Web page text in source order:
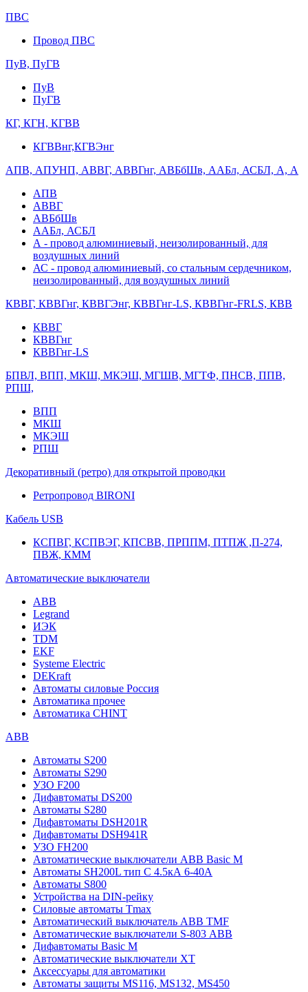
ПВС
Провод ПВС
ПуВ, ПуГВ
ПуВ
ПуГВ
КГ, КГН, КГВВ
КГВВнг,КГВЭнг
АПВ, АПУНП, АВВГ, АВВГнг, АВБбШв, ААБл, АСБЛ, А, А
АПВ
АВВГ
АВБбШв
ААБл, АСБЛ
А - провод алюминиевый, неизолированный, для
воздушных линий
АС - провод алюминиевый, со стальным сердечником,
неизолированный, для воздушных линий
КВВГ, КВВГнг, КВВГЭнг, КВВГнг-LS, КВВГнг-FRLS, КВВ
КВВГ
КВВГнг
КВВГнг-LS
БПВЛ, ВПП, МКШ, МКЭШ, МГШВ, МГТФ, ПНСВ, ППВ,
РПШ,
ВПП
МКШ
МКЭШ
РПШ
Декоративный (ретро) для открытой проводки
Ретропровод BIRONI
Кабель USB
КСПВГ, КСПВЭГ, КПСВВ, ПРППМ, ПТПЖ ,П-274,
ПВЖ, КММ
Автоматические выключатели
ABB
Legrand
ИЭК
TDM
EKF
Systeme Electric
DEKraft
Автоматы силовые Россия
Автоматика прочее
Автоматика CHINT
ABB
Автоматы S200
Автоматы S290
УЗО F200
Дифавтоматы DS200
Автоматы S280
Дифавтоматы DSH201R
Дифавтоматы DSH941R
УЗО FH200
Автоматические выключатели ABB Basic M
Автоматы SH200L тип С 4.5кА 6-40А
Автоматы S800
Устройства на DIN-рейку
Силовые автоматы Tmax
Автоматический выключатель ABB TMF
Автоматические выключатели S-803 АВВ
Дифавтоматы Basic M
Автоматические выключатели XT
Аксессуары для автоматики
Автоматы защиты MS116, MS132, MS450